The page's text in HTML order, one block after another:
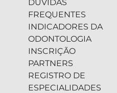
DÚVIDAS
FREQUENTES
INDICADORES DA
ODONTOLOGIA
INSCRIÇÃO
PARTNERS
REGISTRO DE
ESPECIALIDADES